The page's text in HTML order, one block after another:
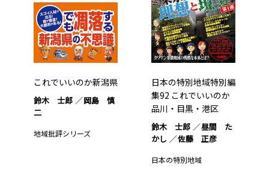
これでいいのか新潟県
鈴木 士郎
岡島 慎
二
地域批評シリーズ
日本の特別地域特別編
集92 これでいいのか
品川・目黒・港区
鈴木 士郎
昼間 た
かし
佐藤 正彦
日本の特別地域